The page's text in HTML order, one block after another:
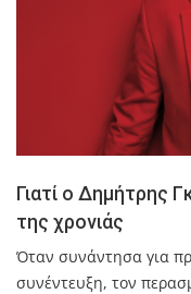
Γιατί ο Δημήτρης
της χρονιάς
Όταν συνάντησα για
συνέντευξη, τον